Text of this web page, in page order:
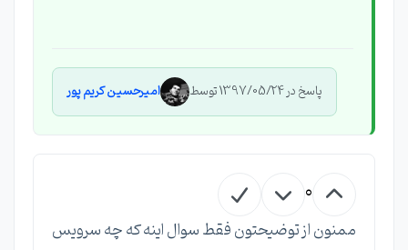
پاسخ در 1397/05/24 توسط امیرحسین کریم پور
0
ممنون از توضیحتون فقط سوال اینه که چه سرویس